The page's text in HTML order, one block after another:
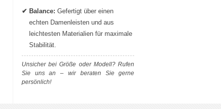
✔ Balance: Gefertigt über einen
echten Damenleisten und aus
leichtesten Materialien für maximale
Stabilität.
Unsicher bei Größe oder Modell? Rufen
Sie uns an – wir beraten Sie gerne
persönlich!